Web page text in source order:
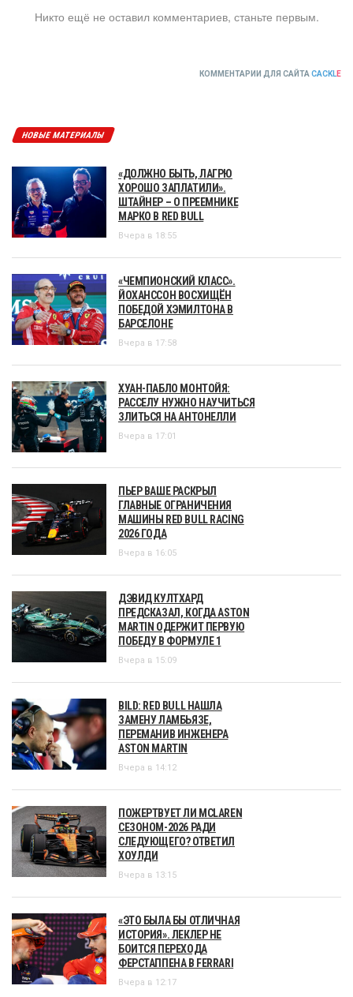
Никто ещё не оставил комментариев, станьте первым.
КОММЕНТАРИИ ДЛЯ САЙТА CACKLE
НОВЫЕ МАТЕРИАЛЫ
«ДОЛЖНО БЫТЬ, ЛАГРЮ
ХОРОШО ЗАПЛАТИЛИ».
ШТАЙНЕР – О ПРЕЕМНИКЕ
МАРКО В RED BULL
Вчера в 18:55
«ЧЕМПИОНСКИЙ КЛАСС».
ЙОХАНССОН ВОСХИЩЁН
ПОБЕДОЙ ХЭМИЛТОНА В
БАРСЕЛОНЕ
Вчера в 17:58
ХУАН-ПАБЛО МОНТОЙЯ:
РАССЕЛУ НУЖНО НАУЧИТЬСЯ
ЗЛИТЬСЯ НА АНТОНЕЛЛИ
Вчера в 17:01
ПЬЕР ВАШЕ РАСКРЫЛ
ГЛАВНЫЕ ОГРАНИЧЕНИЯ
МАШИНЫ RED BULL RACING
2026 ГОДА
Вчера в 16:05
ДЭВИД КУЛТХАРД
ПРЕДСКАЗАЛ, КОГДА ASTON
MARTIN ОДЕРЖИТ ПЕРВУЮ
ПОБЕДУ В ФОРМУЛЕ 1
Вчера в 15:09
BILD: RED BULL НАШЛА
ЗАМЕНУ ЛАМБЬЯЗЕ,
ПЕРЕМАНИВ ИНЖЕНЕРА
ASTON MARTIN
Вчера в 14:12
ПОЖЕРТВУЕТ ЛИ MCLAREN
СЕЗОНОМ-2026 РАДИ
СЛЕДУЮЩЕГО? ОТВЕТИЛ
ХОУЛДИ
Вчера в 13:15
«ЭТО БЫЛА БЫ ОТЛИЧНАЯ
ИСТОРИЯ». ЛЕКЛЕР НЕ
БОИТСЯ ПЕРЕХОДА
ФЕРСТАППЕНА В FERRARI
Вчера в 12:17